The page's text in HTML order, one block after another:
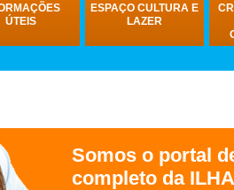
ÚTEIS
ESPAÇO CULTURA E
LAZER
Somos o portal
completo da